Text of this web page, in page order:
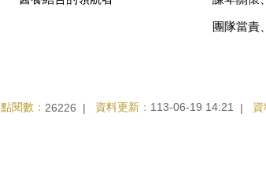
團隊當責
點閱數： 26226 資料更新： 113-06-19 14:21 資